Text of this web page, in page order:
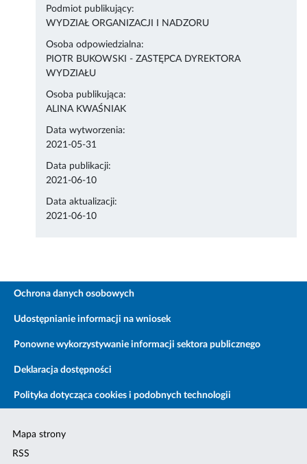
Podmiot publikujący:
WYDZIAŁ ORGANIZACJI I NADZORU
Osoba odpowiedzialna:
PIOTR BUKOWSKI - ZASTĘPCA DYREKTORA
WYDZIAŁU
Osoba publikująca:
ALINA KWAŚNIAK
Data wytworzenia:
2021-05-31
Data publikacji:
2021-06-10
Data aktualizacji:
2021-06-10
Ochrona danych osobowych
Udostępnianie informacji na wniosek
Ponowne wykorzystywanie informacji sektora publicznego
Deklaracja dostępności
Polityka dotycząca cookies i podobnych technologii
Mapa strony
RSS